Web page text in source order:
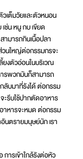
เต็มวัยและตัวหนอน
ช่น หนู กบ เขียด
ามารถกินเนื้อปลา
วนใหญ่ต่อกรรมกรจะ
ยงตัวอ่อนในบริเวณ
ารพวกมันก็สามารถ
ลับมาที่รังได้ ต่อกรรม
ะรีบใช้ปากตัดอาหาร
าหารจะหมด ต่อกรรม
นตรายมนุษย์นัก เรา
ารเข้าใกล้รังต่อหัว